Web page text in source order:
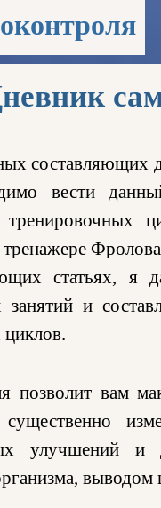
составляющих
вести
тренировочных
статьях, я
занятий и
позволит вам
улучшений